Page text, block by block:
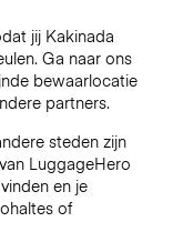
jij Kakinada
Ga naar ons
bewaarlocatie
partners.
steden zijn
LuggageHero
en je
of